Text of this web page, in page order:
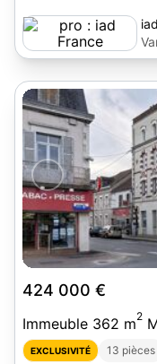
424 000 €
Immeuble 362 m2
EXCLUSIVITÉ 13 pièces